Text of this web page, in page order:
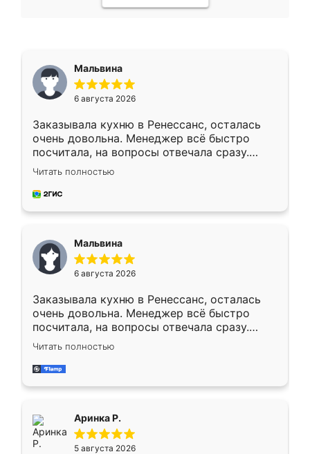
Мальвина
6 августа 2026
Заказывала кухню в Ренессанс, осталась
очень довольна. Менеджер всё быстро
посчитала, на вопросы отвечала сразу.
Замерщик приехал в субботу, подошёл к
делу со всей ответственностью. Собрали
за день, ребята работали аккуратно, даже
Читать полностью
Мальвина
6 августа 2026
Заказывала кухню в Ренессанс, осталась
очень довольна. Менеджер всё быстро
посчитала, на вопросы отвечала сразу.
Замерщик приехал в субботу, подошёл к
делу со всей ответственностью. Собрали
за день, ребята работали аккуратно, даже
Читать полностью
Аринка Р.
5 августа 2026